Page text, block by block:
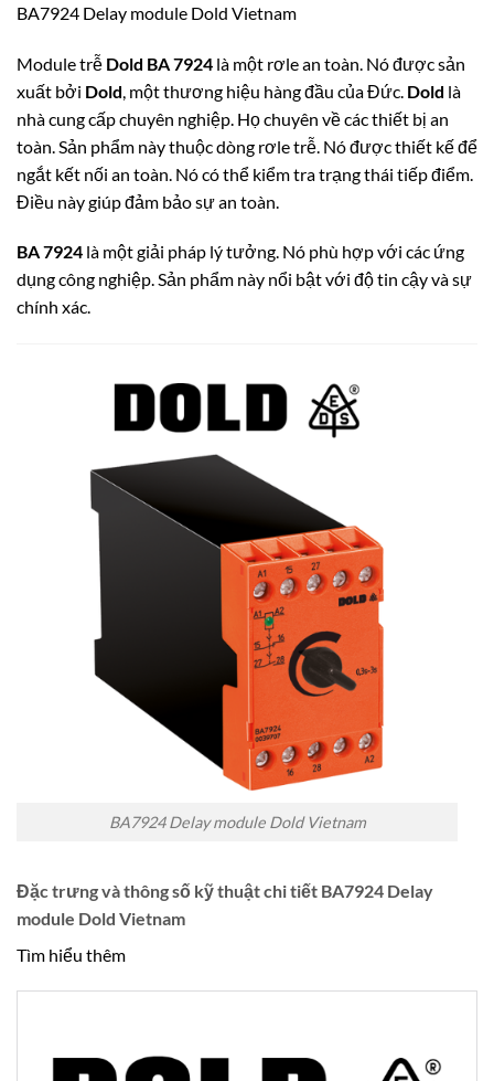
BA7924 Delay module Dold Vietnam
Module trễ Dold BA 7924 là một rơle an toàn. Nó được sản
xuất bởi Dold , một thương hiệu hàng đầu của Đức. Dold là
nhà cung cấp chuyên nghiệp. Họ chuyên về các thiết bị an
toàn. Sản phẩm này thuộc dòng rơle trễ. Nó được thiết kế để
ngắt kết nối an toàn. Nó có thể kiểm tra trạng thái tiếp điểm.
Điều này giúp đảm bảo sự an toàn.
BA 7924 là một giải pháp lý tưởng. Nó phù hợp với các ứng
dụng công nghiệp. Sản phẩm này nổi bật với độ tin cậy và sự
chính xác.
BA7924 Delay module Dold Vietnam
Đặc trưng và thông số kỹ thuật chi tiết BA7924 Delay
module Dold Vietnam
Tìm hiểu thêm